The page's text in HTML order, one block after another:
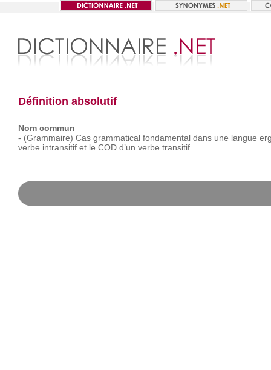
Définition absolutif
Nom commun
- (Grammaire) Cas grammatical fondamental dans une langue
verbe intransitif et le COD d’un verbe transitif.